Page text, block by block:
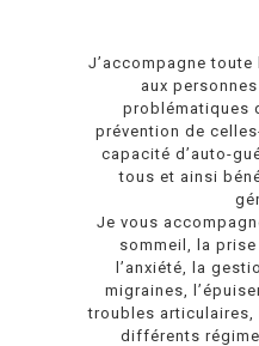
J’accompagne
aux
problématiques
prévention de
capacité d’auto-
tous et ainsi
Je vous
sommeil, la
l’anxiété, la
migraines,
troubles articulaires,
différents